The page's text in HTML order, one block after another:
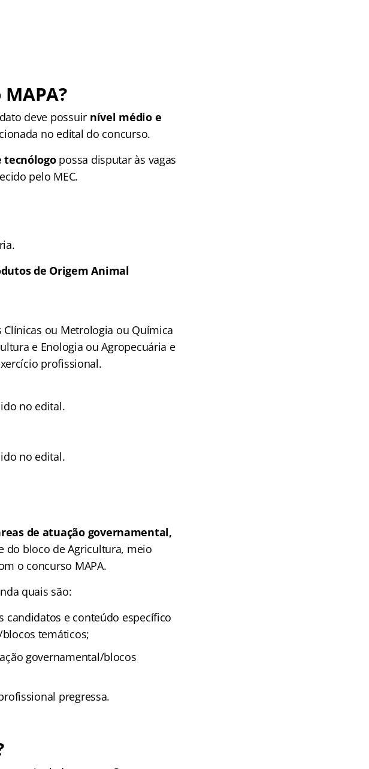
deve possuir nível médio e
no edital do concurso.
tecnólogo possa disputar às vagas
pelo MEC.
de Origem Animal
ou Metrologia ou Química
e Enologia ou Agropecuária e
profissional.
no edital.
no edital.
de atuação governamental,
do bloco de Agricultura, meio
o concurso MAPA.
quais são:
e conteúdo específico
temáticos;
governamental/blocos
pregressa.